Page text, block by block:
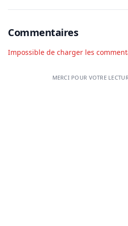
Commentaires
Impossible de charger les
MERCI POUR VOTRE